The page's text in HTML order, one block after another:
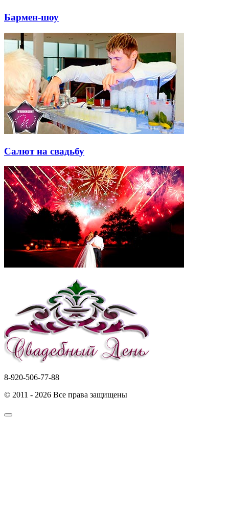
Бармен-шоу
Салют на свадьбу
8-920-506-77-88
© 2011 - 2026 Все права защищены